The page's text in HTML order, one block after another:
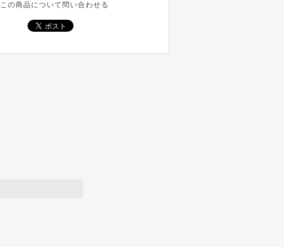
この商品について問い合わせる